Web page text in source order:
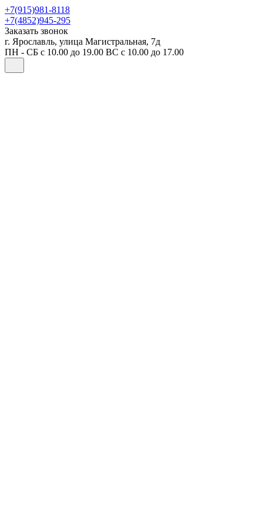
+7(915)981-8118
+7(4852)945-295
Заказать звонок
г. Ярославль, улица Магистральная, 7д
ПН - СБ с 10.00 до 19.00 ВС с 10.00 до 17.00